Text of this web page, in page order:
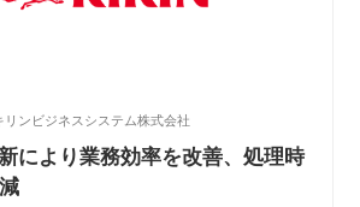
リンビジネスシステム株式会社
により業務効率を改善、処理時